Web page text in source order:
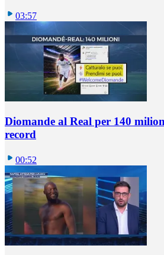
03:57
Diomande al Real per 140
record
00:52